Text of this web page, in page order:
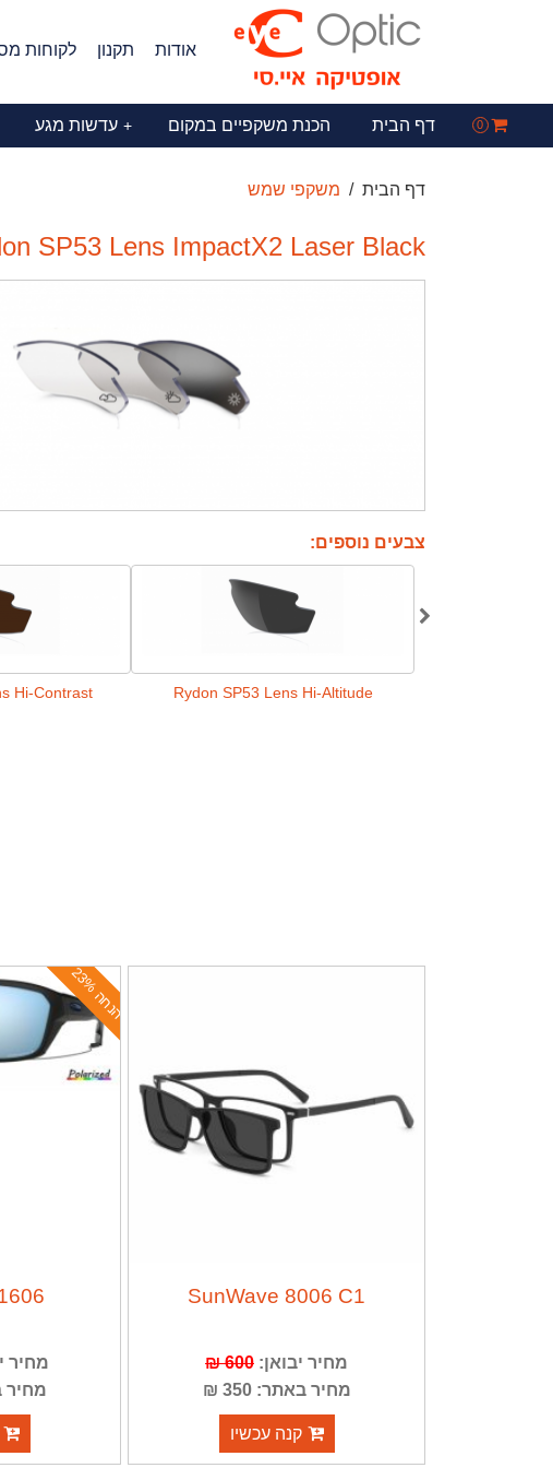
אודות תקנון לקוחות
0 דף הבית הכנת משקפיים במקום עדשות מגע +
דף הבית משקפי שמש
SP53 Lens ImpactX2 Laser Black
צבעים נוספים:
Rydon SP53 Lens Hi-Altitude
Hi-Contrast
SunWave 8006 C1
מחיר יבואן: 600 ₪
מחיר באתר: 350 ₪
קנה עכשיו
ה
נ
ח
ה
2
3
%
מחיר
מחיר